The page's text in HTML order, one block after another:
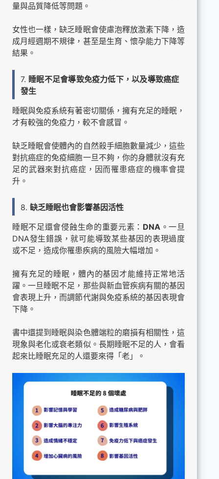
量與品質降低等問題。
女性也一樣，缺乏睡眠會使慮泡釋放激素下降，造
成月經週期不規律，甚至是生育、懷孕能力下降等
結果。
7. 睡眠不足會導致免疫力低下，以及導致癌症
發生
睡眠與免疫系統有著密切關係，擁有充足的睡眠，
才有較強的免疫力，較不會感冒。
缺乏睡眠會使體內的自然殺手細胞數量減少，這些
對抗癌症的免疫細胞一旦不夠，你的身體就沒有充
足的武器來對抗癌症，因而罹患癌症的機率會提
升。
8. 缺乏睡眠也會影響基因活性
睡眠不足還會侵蝕生命的重要元素： DNA 。一旦
DNA發生錯誤，就可能導致某些基因的表現過度
或不足，造成你罹患疾病的風險大幅增加。
擁有充足的睡眠，體內的基因才能維持正常地活
躍。一旦睡眠不足，那些與新血管疾病有關的基因
會表現上升，而調節代謝與免疫系統的基因表現會
下降。
書中還提到睡眠與染色體端粒的磨損有相關性，這
現象與老化或衰老類似。長期睡眠不足的人，會看
起來比睡眠充足的人還要來得「老」。